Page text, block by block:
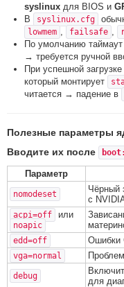
syslinux для BIOS и
В
syslinux.cfg
lowmem , failsafe ,
По умолчанию таймаут
→ требуется ручной
При успешной
который монтирует
читается → падение в
Полезные параметры
Вводите их после
Параметр
nomodeset
Чёрный
с
acpi=off или
noapic
edd=off Ошибки
vga=normal
debug
для